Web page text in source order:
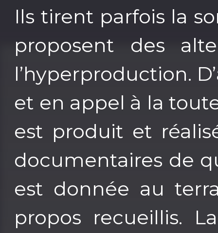
Ils tirent parfois la
proposent des
l’hyperproduction.
et en appel à la
est produit et
documentaires de
est donnée au
propos recueillis.